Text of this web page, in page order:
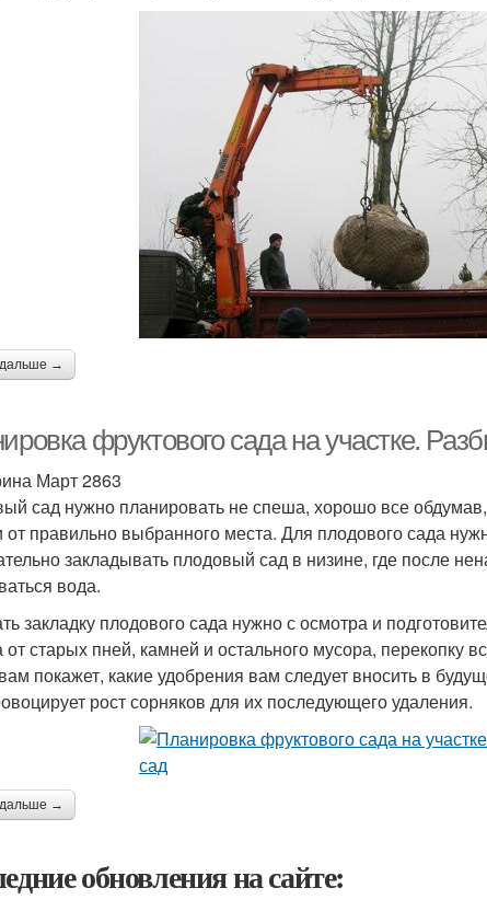
дальше →
фруктового сада на участке.
Март 2863
сад нужно планировать не спеша, хорошо все обдумав,
от правильно выбранного места. Для плодового сада
закладывать плодовый сад в низине, где после
вода.
закладку плодового сада нужно с осмотра и
от старых пней, камней и остального мусора, перекопку
покажет, какие удобрения вам следует вносить в
рост сорняков для их последующего удаления.
дальше →
обновления на сайте: